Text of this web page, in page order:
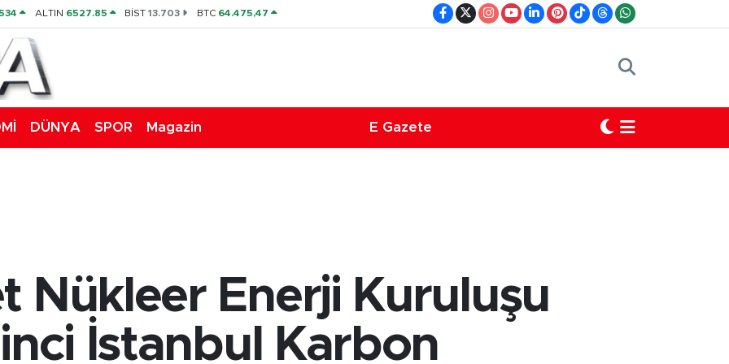
ALTIN 6527.85 BİST13.703 BTC 64.475,47
DÜNYA SPOR Magazin E Gazete
Nükleer Enerji Kuruluşu
İstanbul Karbon